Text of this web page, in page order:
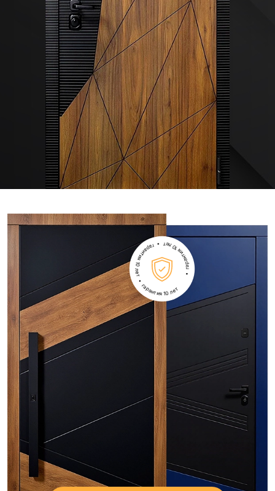
• гарантия 10 лет • гарантия 10 лет • гарантия 10 лет